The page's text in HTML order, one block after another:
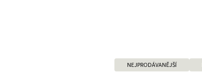
NEJPRODÁVANĚJŠÍ